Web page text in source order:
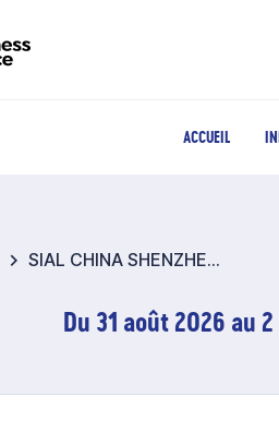
ACCUEIL
SIAL CHINA SHENZHEN 2026 - Pavillon France - Chine
Du 31 août 2026 au